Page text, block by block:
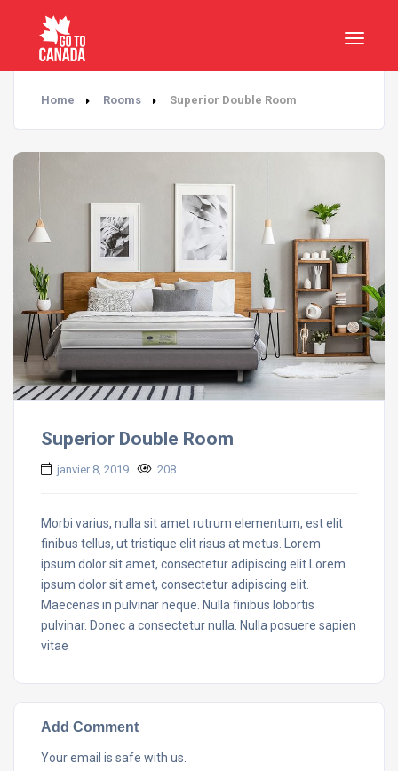
Home Rooms Superior Double Room
Superior Double Room
janvier 8, 2019 208
Morbi varius, nulla sit amet rutrum elementum, est elit
finibus tellus, ut tristique elit risus at metus. Lorem
ipsum dolor sit amet, consectetur adipiscing elit.Lorem
ipsum dolor sit amet, consectetur adipiscing elit.
Maecenas in pulvinar neque. Nulla finibus lobortis
pulvinar. Donec a consectetur nulla. Nulla posuere sapien
vitae
Add Comment
Your email is safe with us.